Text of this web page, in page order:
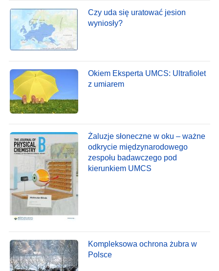
Czy uda się uratować jesion
wyniosły?
Okiem Eksperta UMCS: Ultrafiolet
z umiarem
Żaluzje słoneczne w oku – ważne
odkrycie międzynarodowego
zespołu badawczego pod
kierunkiem UMCS
Kompleksowa ochrona żubra w
Polsce